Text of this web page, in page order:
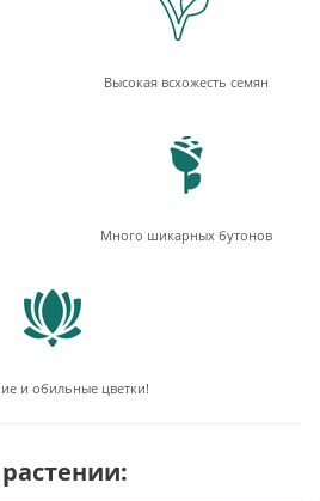
Высокая всхожесть семян
Много шикарных бутонов
и обильные цветки!